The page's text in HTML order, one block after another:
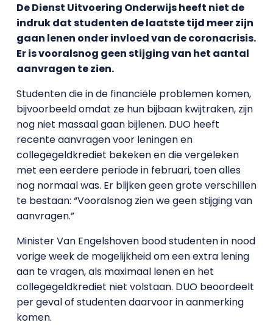
De Dienst Uitvoering Onderwijs heeft niet de
indruk dat studenten de laatste tijd meer zijn
gaan lenen onder invloed van de coronacrisis.
Er is vooralsnog geen stijging van het aantal
aanvragen te zien.
Studenten die in de financiële problemen komen,
bijvoorbeeld omdat ze hun bijbaan kwijtraken, zijn
nog niet massaal gaan bijlenen. DUO heeft
recente aanvragen voor leningen en
collegegeldkrediet bekeken en die vergeleken
met een eerdere periode in februari, toen alles
nog normaal was. Er blijken geen grote verschillen
te bestaan: “Vooralsnog zien we geen stijging van
aanvragen.”
Minister Van Engelshoven bood studenten in nood
vorige week de mogelijkheid om een extra lening
aan te vragen, als maximaal lenen en het
collegegeldkrediet niet volstaan. DUO beoordeelt
per geval of studenten daarvoor in aanmerking
komen.